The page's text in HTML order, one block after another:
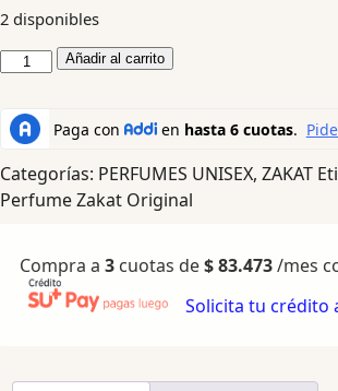
2 disponibles
Añadir al carrito
Categorías: PERFUMES UNISEX, ZAKAT
Perfume Zakat Original
Compra a 3 cuotas de$83.473/mes
Solicita tu crédito